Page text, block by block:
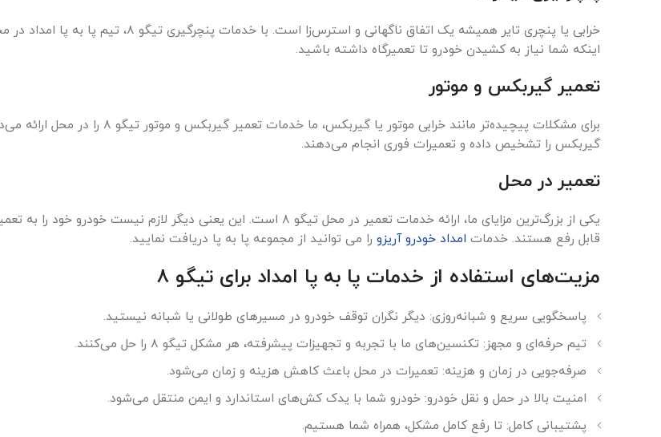
خرابی یا پنچری تایر همیشه یک اتفاق
اینکه شما نیاز به کشیدن خودرو تا تعمیرگاه داشته باشید.
تعمیر گیربکس و موتور
برای مشکلات پیچیده‌تر مانند خرابی
گیربکس را تشخیص داده و تعمیرات فوری انجام می‌دهند.
تعمیر در محل
یکی از بزرگ‌ترین مزایای ما، ارائه خدمات تعمیر در محل تیگو ۸ است. این
قابل رفع هستند. خدمات امداد خودرو آریزو را می توانید از مجموعه پا به پا دریافت نمایید.
مزیت‌های استفاده از خدمات پا به پا امداد برای تیگو ۸
پاسخگویی سریع و شبانه‌روزی: دیگر نگران توقف خودرو در مسیرهای طولانی یا شبانه نیستید.
تیم حرفه‌ای و مجهز: تکنسین‌های ما با تجربه و تجهیزات پیشرفته، هر مشکل تیگو ۸ را حل می‌کنند.
صرفه‌جویی در زمان و هزینه: تعمیرات در محل باعث کاهش هزینه و زمان می‌شود.
امنیت بالا در حمل و نقل خودرو: خودرو شما با یدک کش‌های استاندارد و ایمن منتقل می‌شود.
پشتیبانی کامل: تا رفع کامل مشکل، همراه شما هستیم.